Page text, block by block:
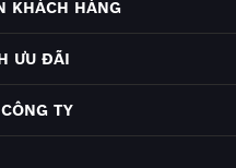
KHÁCH HÀNG
ƯU ĐÃI
TY